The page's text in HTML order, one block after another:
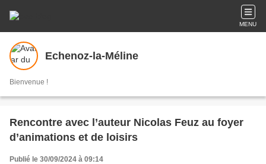
MENU
Echenoz-la-Méline
Bienvenue !
Rencontre avec l’auteur Nicolas Feuz au foyer
d’animations et de loisirs
Publié le 30/09/2024 à 09:14